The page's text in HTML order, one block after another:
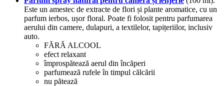
Este un amestec de extracte de flori și plante aromatice, cu un
parfum ierbos, ușor floral. Poate fi folosit pentru parfumarea
aerului din camere, dulapuri, a textilelor, tapițeriilor, inclusiv
auto.
FĂRĂ ALCOOL
efect relaxant
împrospătează aerul din încăperi
parfumează rufele în timpul călcării
nu pătează